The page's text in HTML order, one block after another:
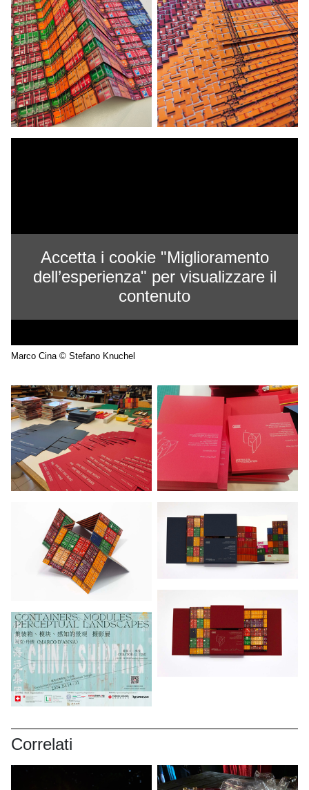
Accetta i cookie "Miglioramento
dell’esperienza" per visualizzare il
contenuto
Marco Cina © Stefano Knuchel
Correlati